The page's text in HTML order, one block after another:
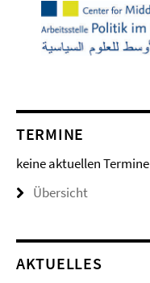
TERMINE
keine aktuellen Termine
Übersicht
AKTUELLES